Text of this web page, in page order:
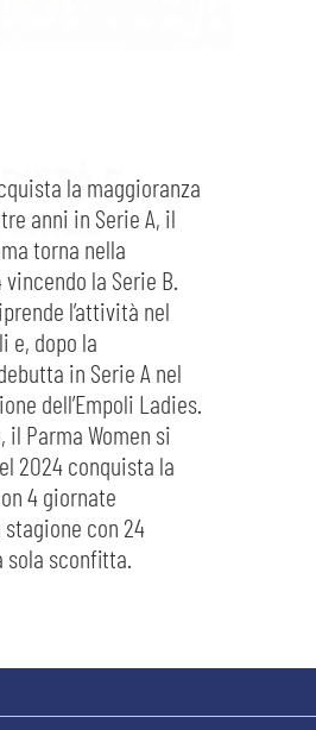
la maggioranza
anni in Serie A, il
torna nella
la Serie B.
l’attività nel
e, dopo la
in Serie A nel
dell’Empoli Ladies.
il Parma Women si
2024 conquista la
4 giornate
stagione con 24
sconfitta.